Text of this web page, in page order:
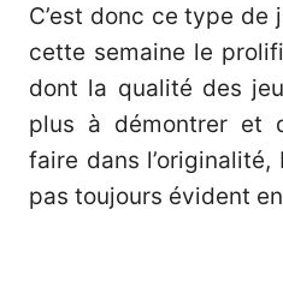
C’est donc ce type de
cette semaine le
dont la qualité des
plus à démontrer et
faire dans
pas toujours évident